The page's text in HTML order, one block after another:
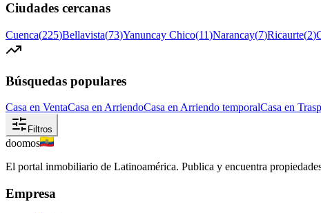
Ciudades cercanas
Cuenca(225)Bellavista(73)Yanuncay Chico(11)Narancay(7)Ricaurte(2)
Búsquedas populares
Casa en VentaCasa en ArriendoCasa en Arriendo temporalCasa en
Filtros
doomos
El portal inmobiliario de Latinoamérica. Publica y encuentra
Empresa